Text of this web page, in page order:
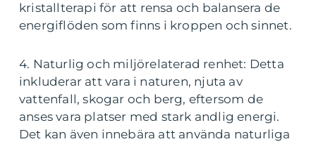
kristallterapi för att rensa och balansera de
energiflöden som finns i kroppen och sinnet.
4. Naturlig och miljörelaterad renhet: Detta
inkluderar att vara i naturen, njuta av
vattenfall, skogar och berg, eftersom de
anses vara platser med stark andlig energi.
Det kan även innebära att använda naturliga